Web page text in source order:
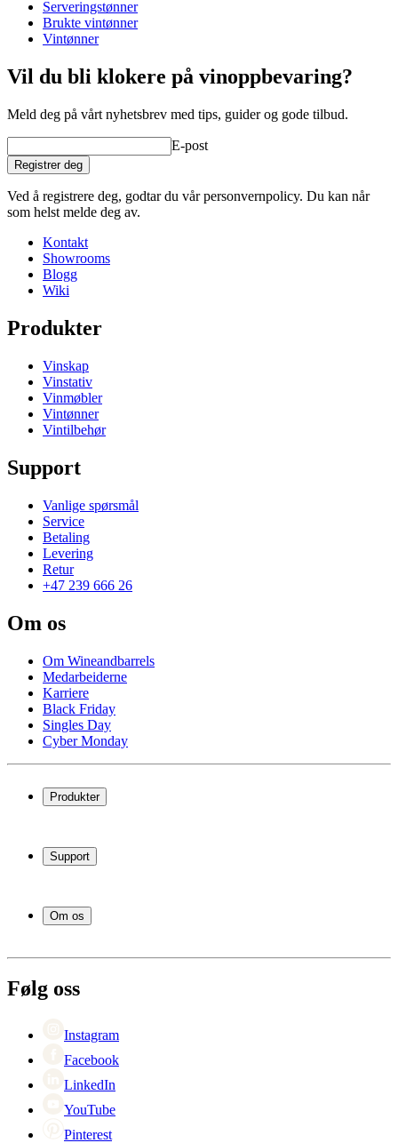
Vekt (kg)0.06
Høyde (cm)3.1
Bredde (cm)
Serveringstønner
Brukte vintønner
Vintønner
Vil du bli klokere på vinoppbevaring?
Meld deg på vårt nyhetsbrev med tips, guider og gode tilbud.
E-post
Registrer deg
Ved å registrere deg, godtar du vår personvernpolicy. Du kan når
som helst melde deg av.
Kontakt
Showrooms
Blogg
Wiki
Produkter
Vinskap
Vinstativ
Vinmøbler
Vintønner
Vintilbehør
Support
Vanlige spørsmål
Service
Betaling
Levering
Retur
+47 239 666 26
Om os
Om Wineandbarrels
Medarbeiderne
Karriere
Black Friday
Singles Day
Cyber Monday
Produkter
Vinstativ
Vinmøbler
Support
Service
Betaling
Retur
Om os
Karriere
Black Friday
Cyber Monday
Følg oss
Instagram
Facebook
LinkedIn
YouTube
Pinterest